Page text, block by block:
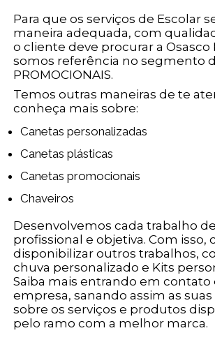
Para que os serviços de Escolar
maneira adequada, com
o cliente deve procurar a Osasco
somos referência no segmento
PROMOCIONAIS.
Temos outras maneiras de te
conheça mais sobre:
Canetas personalizadas
Canetas plásticas
Canetas promocionais
Chaveiros
Desenvolvemos cada trabalho
profissional e objetiva. Com isso,
disponibilizar outros trabalhos,
chuva personalizado e Kits
Saiba mais entrando em contato
empresa, sanando assim as
sobre os serviços e produtos
pelo ramo com a melhor marca.